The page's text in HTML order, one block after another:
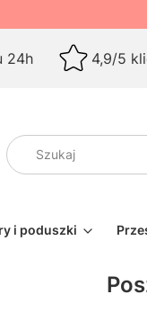
24h 4,9/5
i poduszki